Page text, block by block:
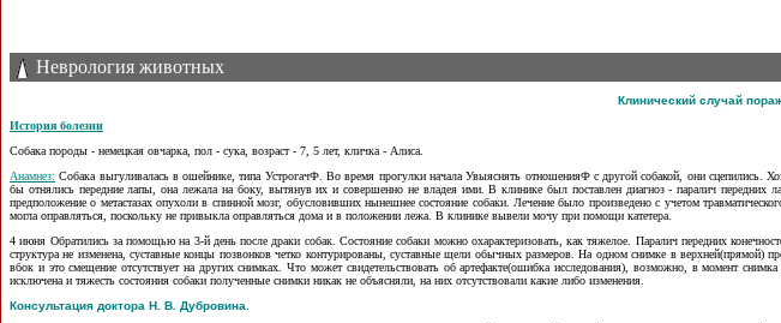
Неврология животных
Клинический случай
История болезни
Собака породы - немецкая овчарка, пол - сука, возраст - 7, 5 лет, кличка - Алиса.
Анамнез: Собака выгуливалась в ошейнике, типа УстрогачФ. Во время прогулки начала Увыяснять отношенияФ с другой собакой, они сцепились.
бы отнялись передние лапы, она лежала на боку, вытянув их и совершенно не владея ими. В клинике был поставлен диагноз - паралич
предположение о метастазах опухоли в спинной мозг, обусловивших нынешнее состояние собаки. Лечение было произведено с учетом
могла оправляться, поскольку не привыкла оправляться дома и в положении лежа. В клинике вывели мочу при помощи катетера.
4 июня Обратились за помощью на 3-й день после драки собак. Состояние собаки можно охарактеризовать, как тяжелое. Паралич передних
структура не изменена, суставные концы позвонков четко контурированы, суставные щели обычных размеров. На одном снимке в
вбок и это смещение отсутствует на других снимках. Что может свидетельствовать об артефакте(ошибка исследования), возможно, в момент
исключена и тяжесть состояния собаки полученные снимки никак не объясняли, на них отсутствовали какие либо изменения.
Консультация доктора Н. В. Дубровина.